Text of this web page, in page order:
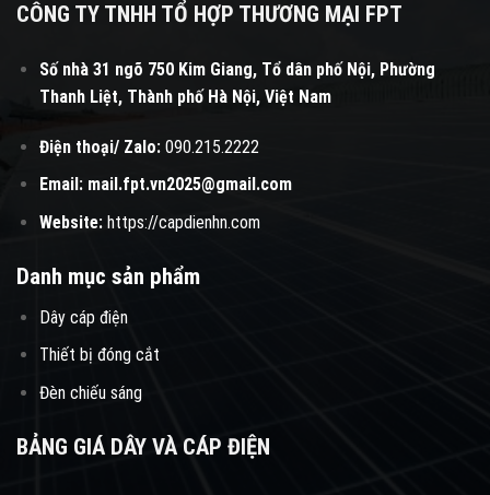
CÔNG TY TNHH TỔ HỢP THƯƠNG MẠI FPT
Số nhà 31 ngõ 750 Kim Giang, Tổ dân phố Nội, Phường
Thanh Liệt, Thành phố Hà Nội, Việt Nam
Điện thoại/ Zalo:090.215.2222
Email: mail.fpt.vn2025@gmail.com
Website: https://capdienhn.com
Danh mục sản phẩm
Dây cáp điện
Thiết bị đóng cắt
Đèn chiếu sáng
BẢNG GIÁ DÂY VÀ CÁP ĐIỆN